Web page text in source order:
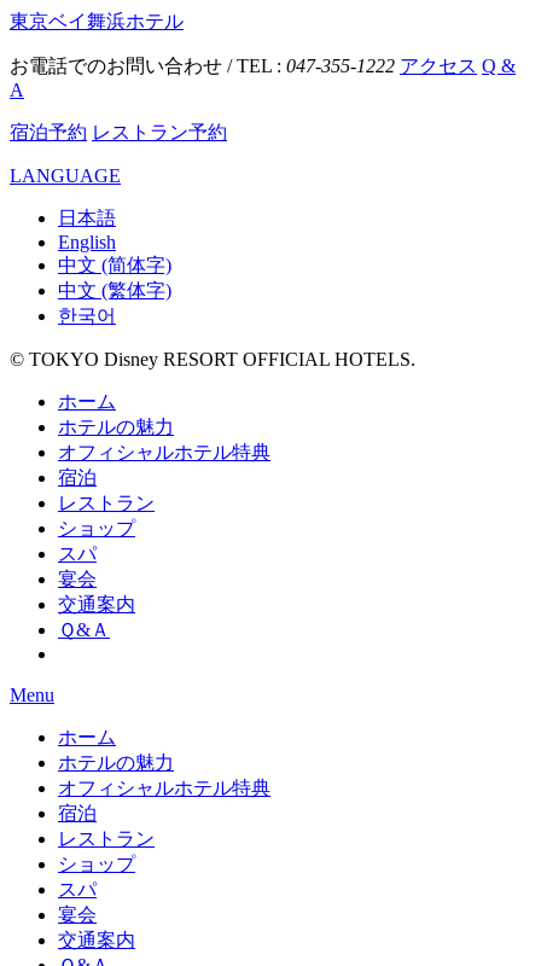
東京ベイ舞浜ホテル
お電話でのお問い合わせ / TEL : 047-355-1222 アクセス Q &
A
宿泊予約 レストラン予約
LANGUAGE
日本語
English
中文 (简体字)
中文 (繁体字)
한국어
© TOKYO Disney RESORT OFFICIAL HOTELS.
ホーム
ホテルの魅力
オフィシャルホテル特典
宿泊
レストラン
ショップ
スパ
宴会
交通案内
Ｑ&Ａ
Menu
ホーム
ホテルの魅力
オフィシャルホテル特典
宿泊
レストラン
ショップ
スパ
宴会
交通案内